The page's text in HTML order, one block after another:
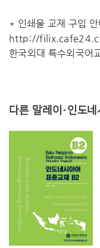
* 인쇄물 교재 구입 안
http://
한국외대 특수외국어
다른 말레이·인도네